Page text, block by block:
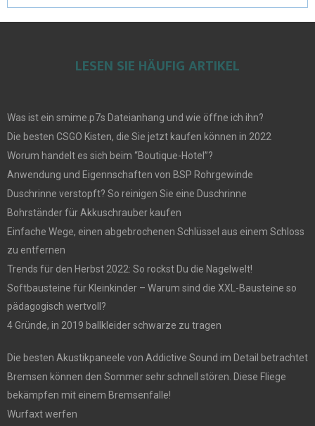
LESEN SIE HÄUFIG ARTIKEL
Was ist ein smime.p7s Dateianhang und wie öffne ich ihn?
Die besten CSGO Kisten, die Sie jetzt kaufen können in 2022
Worum handelt es sich beim “Boutique-Hotel”?
Anwendung und Eigennschaften von BSP Rohrgewinde
Duschrinne verstopft? So reinigen Sie eine Duschrinne
Bohrständer für Akkuschrauber kaufen
Einfache Wege, einen abgebrochenen Schlüssel aus einem Schloss
zu entfernen
Trends für den Herbst 2022: So rockst Du die Nagelwelt!
Softbausteine für Kleinkinder – Warum sind die XXL-Bausteine so
pädagogisch wertvoll?
4 Gründe, in 2019 ballkleider schwarze zu tragen
Die besten Akustikpaneele von Addictive Sound im Detail betrachtet
Bremsen können den Sommer sehr schnell stören. Diese Fliege
bekämpfen mit einem Bremsenfalle!
Wurfaxt werfen